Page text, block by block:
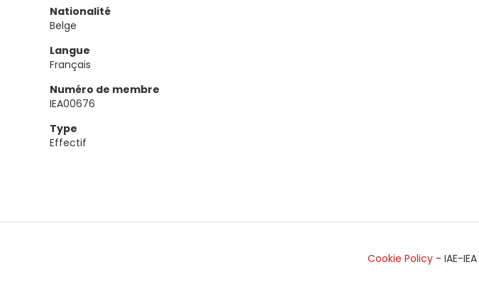
Nationalité
Belge
Langue
Français
Numéro de membre
IEA00676
Type
Effectif
Cookie Policy - IAE-IEA